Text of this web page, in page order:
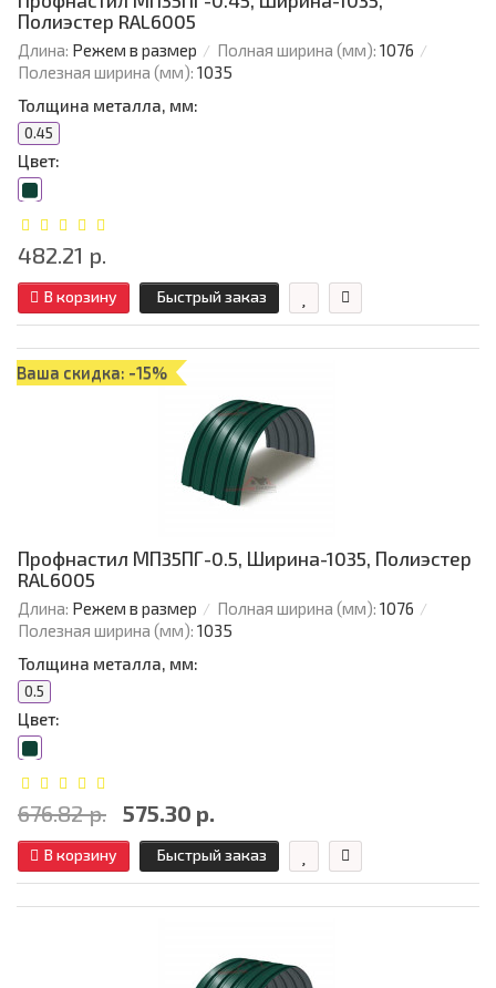
Полиэстер RAL6005
Длина: Режем в размер Полная ширина (мм): 1076
Полезная ширина (мм): 1035
Толщина металла, мм:
0.45
Цвет:
482.21 р.
В корзину Быстрый заказ
Ваша скидка: -15%
Профнастил МП35ПГ-0.5, Ширина-1035, Полиэстер
RAL6005
Длина: Режем в размер Полная ширина (мм): 1076
Полезная ширина (мм): 1035
Толщина металла, мм:
0.5
Цвет:
676.82 р. 575.30 р.
В корзину Быстрый заказ